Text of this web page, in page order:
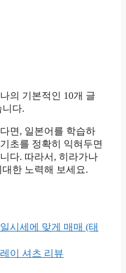
의 기본적인 10개 글
다.
면, 일본어를 학습하
초를 정확히 익혀두면
다. 따라서, 히라가나
한 노력해 보세요.
시세에 맞게 매매 (태
이 셔츠 리뷰